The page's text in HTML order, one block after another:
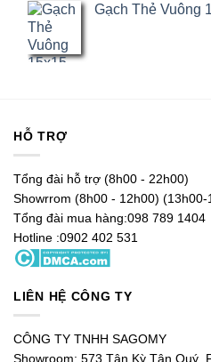
5 dựa trên
Gạch Thẻ Vuông
HỖ TRỢ
Tổng đài hỗ trợ (8h00 - 22h00)
Showrrom (8h00 - 12h00) (13h00-
Tổng đài mua hàng:098 789 1404
Hotline :0902 402 531
LIÊN HỆ CÔNG TY
CÔNG TY TNHH SAGOMY
Showroom: 573 Tân Kỳ Tân Quý,